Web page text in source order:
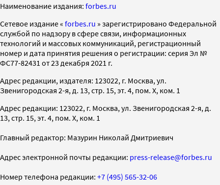
Наименование издания: forbes.ru
Cетевое издание « forbes.ru » зарегистрировано Федеральной
службой по надзору в сфере связи, информационных
технологий и массовых коммуникаций, регистрационный
номер и дата принятия решения о регистрации: серия Эл №
ФС77-82431 от 23 декабря 2021 г.
Адрес редакции, издателя: 123022, г. Москва, ул.
Звенигородская 2-я, д. 13, стр. 15, эт. 4, пом. X, ком. 1
Адрес редакции: 123022, г. Москва, ул. Звенигородская 2-я, д.
13, стр. 15, эт. 4, пом. X, ком. 1
Главный редактор: Мазурин Николай Дмитриевич
Адрес электронной почты редакции: press-release@forbes.ru
Номер телефона редакции: +7 (495) 565-32-06